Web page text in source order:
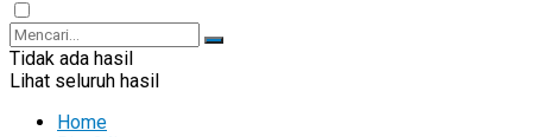
Tidak ada hasil
Lihat seluruh hasil
Home